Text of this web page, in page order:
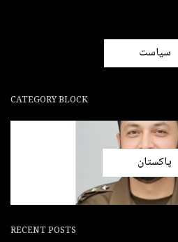
سیاست
CATEGORY BLOCK
پاکستان
RECENT POSTS